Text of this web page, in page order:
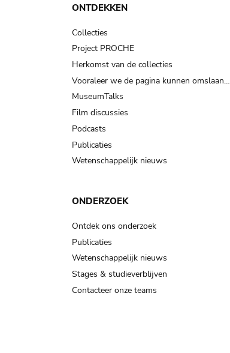
ONTDEKKEN
Collecties
Project PROCHE
Herkomst van de collecties
Vooraleer we de pagina kunnen omslaan…
MuseumTalks
Film discussies
Podcasts
Publicaties
Wetenschappelijk nieuws
ONDERZOEK
Ontdek ons onderzoek
Publicaties
Wetenschappelijk nieuws
Stages & studieverblijven
Contacteer onze teams